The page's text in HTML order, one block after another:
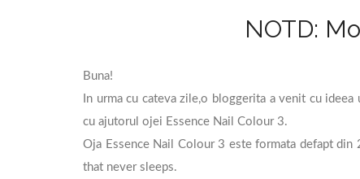
NOTD:
Buna!
In urma cu cateva zile,o bloggerita a venit cu
cu ajutorul ojei Essence Nail Colour 3.
Oja Essence Nail Colour 3 este formata defapt
that never sleeps.